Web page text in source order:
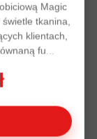
Magic
tkanina,
klientach,
fu...